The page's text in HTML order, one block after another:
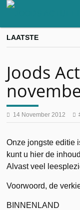
LAATSTE
Joods
14 November 2012
Onze jongste editie
kunt u hier de
Alvast veel
Voorwoord, de
BINNENLAND